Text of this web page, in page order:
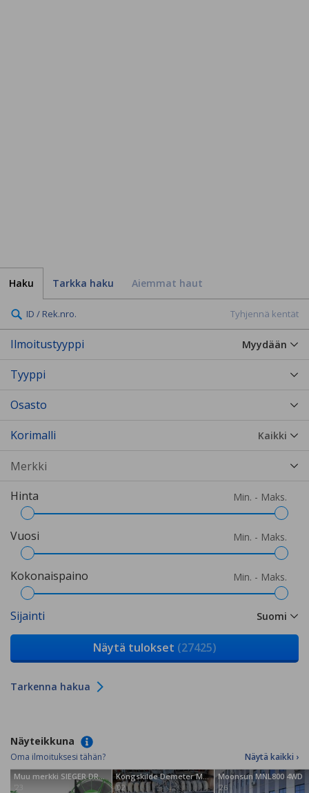
Haku Tarkka haku Aiemmat haut
Tyhjennä kentät
ID / Rek.nro.
Myydään
Ilmoitustyyppi
Tyyppi
Osasto
Kaikki
Korimalli
Min. - Maks.
Hinta
Min. - Maks.
Vuosi
Min. - Maks.
Kokonaispaino
Suomi
Sijainti
Näytä tulokset (27425)
Tarkenna hakua
Näyteikkuna
Oma ilmoituksesi tähän? Näytä kaikki ›
Muu merkki SIEGER DRAIN-JET S
'23
Kongskilde Demeter Multiseed 4000
'02
Moonsun MNL800 4WD
'26